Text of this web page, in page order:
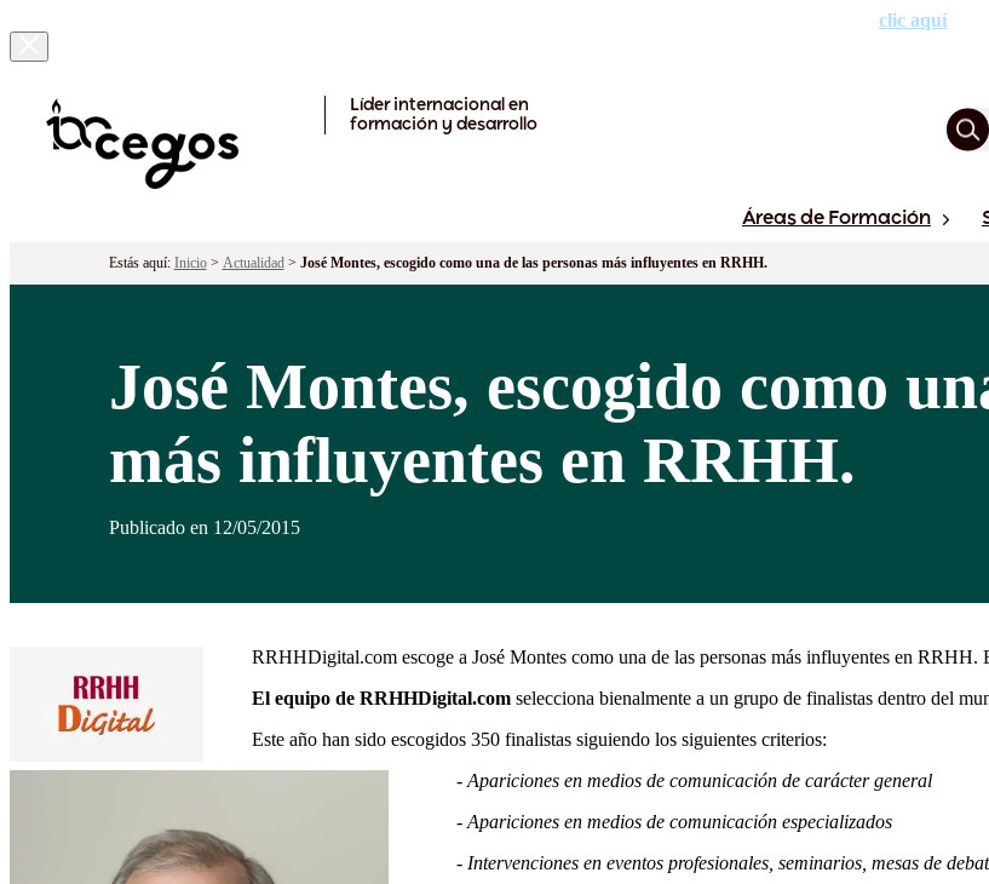
clic aquí
Líder internacional en
formación y desarrollo
Áreas de Formación
Estás aquí: Inicio> Actualidad> José Montes, escogido como una de las personas más influyentes en RRHH.
José Montes, escogido como
más influyentes en RRHH.
Publicado en 12/05/2015
RRHHDigital.com escoge a José Montes como una de las personas más influyentes en RRHH.
El equipo de RRHHDigital.com selecciona bienalmente a un grupo de finalistas dentro del
Este año han sido escogidos 350 finalistas siguiendo los siguientes criterios:
- Apariciones en medios de comunicación de carácter general
- Apariciones en medios de comunicación especializados
- Intervenciones en eventos profesionales, seminarios, mesas de